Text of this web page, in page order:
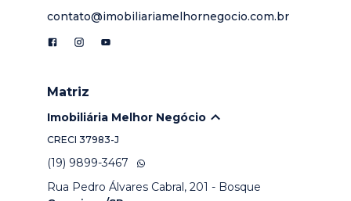
contato@imobiliariamelhornegocio.com.br
Matriz
Imobiliária Melhor Negócio
CRECI 37983-J
(19) 9899-3467
Rua Pedro Álvares Cabral, 201 - Bosque